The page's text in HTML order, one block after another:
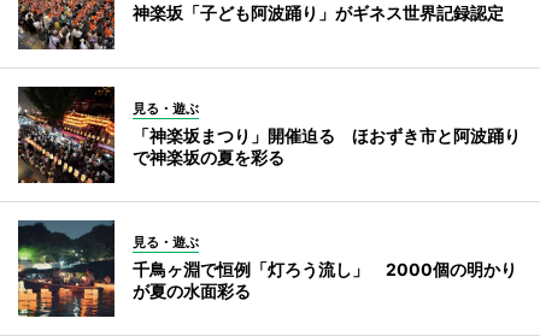
神楽坂「子ども阿波踊り」がギネス世界記録認定
見る・遊ぶ
「神楽坂まつり」開催迫る ほおずき市と阿波踊り
で神楽坂の夏を彩る
見る・遊ぶ
千鳥ヶ淵で恒例「灯ろう流し」 2000個の明かり
が夏の水面彩る